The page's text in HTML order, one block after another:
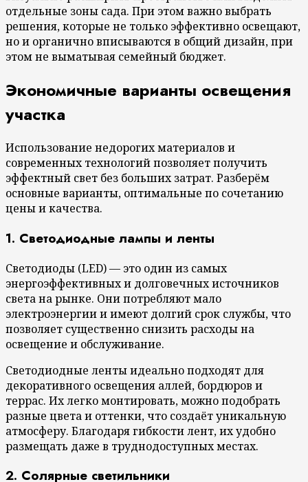
отдельные зоны сада. При этом важно выбрать
решения, которые не только эффективно освещают,
но и органично вписываются в общий дизайн, при
этом не выматывая семейный бюджет.
Экономичные варианты освещения
участка
Использование недорогих материалов и
современных технологий позволяет получить
эффектный свет без больших затрат. Разберём
основные варианты, оптимальные по сочетанию
цены и качества.
1. Светодиодные лампы и ленты
Светодиоды (LED) — это один из самых
энергоэффективных и долговечных источников
света на рынке. Они потребляют мало
электроэнергии и имеют долгий срок службы, что
позволяет существенно снизить расходы на
освещение и обслуживание.
Светодиодные ленты идеально подходят для
декоративного освещения аллей, бордюров и
террас. Их легко монтировать, можно подобрать
разные цвета и оттенки, что создаёт уникальную
атмосферу. Благодаря гибкости лент, их удобно
размещать даже в труднодоступных местах.
2. Солярные светильники